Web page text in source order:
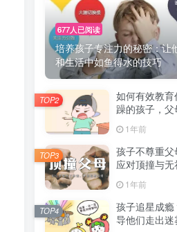
677人已阅读
培养孩子专注力的秘密：让
和生活中如鱼得水的技巧
如何有效教
躁的孩子，
1年前
TOP2
孩子不尊重
应对顶撞与无
1年前
TOP3
孩子追星成瘾
导他们走出迷
TOP4